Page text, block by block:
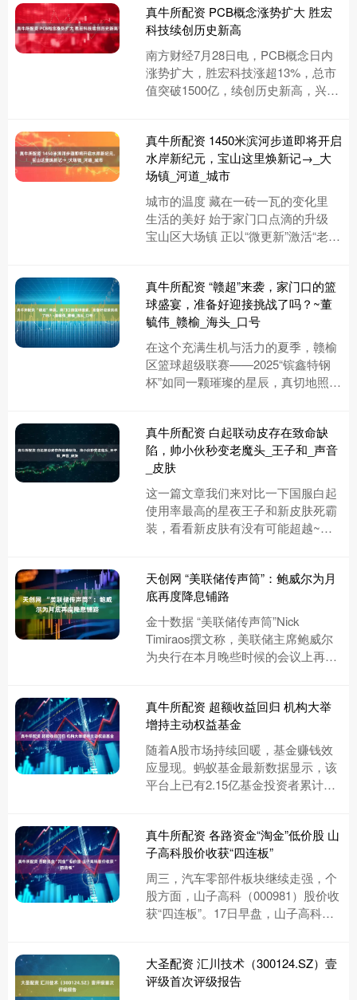
真牛所配资 PCB概念涨势扩大 胜宏
科技续创历史新高
南方财经7月28日电，PCB概念日内
涨势扩大，胜宏科技涨超13%，总市
值突破1500亿，续创历史新高，兴森
真牛所配资 1450米滨河步道即将开启
水岸新纪元，宝山这里焕新记→_大
场镇_河道_城市
城市的温度 藏在一砖一瓦的变化里
生活的美好 始于家门口点滴的升级
宝山区大场镇 正以“微更新”激活“老地
真牛所配资 “赣超”来袭，家门口的篮
球盛宴，准备好迎接挑战了吗？~董
毓伟_赣榆_海头_口号
在这个充满生机与活力的夏季，赣榆
区篮球超级联赛——2025“镔鑫特钢
杯”如同一颗璀璨的星辰，真切地照亮
真牛所配资 白起联动皮存在致命缺
陷，帅小伙秒变老魔头_王子和_声音
_皮肤
这一篇文章我们来对比一下国服白起
使用率最高的星夜王子和新皮肤死霸
装，看看新皮肤有没有可能超越~先
天创网 “美联储传声筒”：鲍威尔为月
底再度降息铺路
金十数据 “美联储传声筒”Nick
Timiraos撰文称，美联储主席鲍威尔
为央行在本月晚些时候的会议上再次
真牛所配资 超额收益回归 机构大举
增持主动权益基金
随着A股市场持续回暖，基金赚钱效
应显现。蚂蚁基金最新数据显示，该
平台上已有2.15亿基金投资者累计实
真牛所配资 各路资金“淘金”低价股 山
子高科股价收获“四连板”
周三，汽车零部件板块继续走强，个
股方面，山子高科（000981）股价收
获“四连板”。17日早盘，山子高科股
大圣配资 汇川技术（300124.SZ）壹
评级首次评级报告